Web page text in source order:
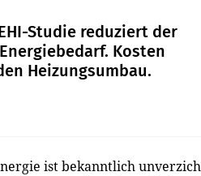
Studie reduziert der
Kosten
Heizungsumbau.
ist bekanntlich